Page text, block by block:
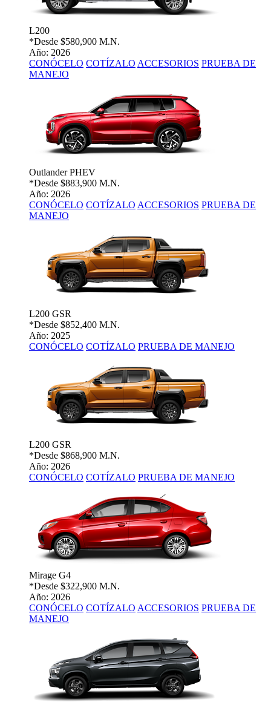
L200
*Desde $580,900 M.N.
Año: 2026
CONÓCELO COTÍZALO ACCESORIOS PRUEBA DE
MANEJO
Outlander PHEV
*Desde $883,900 M.N.
Año: 2026
CONÓCELO COTÍZALO ACCESORIOS PRUEBA DE
MANEJO
L200 GSR
*Desde $852,400 M.N.
Año: 2025
CONÓCELO COTÍZALO PRUEBA DE MANEJO
L200 GSR
*Desde $868,900 M.N.
Año: 2026
CONÓCELO COTÍZALO PRUEBA DE MANEJO
Mirage G4
*Desde $322,900 M.N.
Año: 2026
CONÓCELO COTÍZALO ACCESORIOS PRUEBA DE
MANEJO